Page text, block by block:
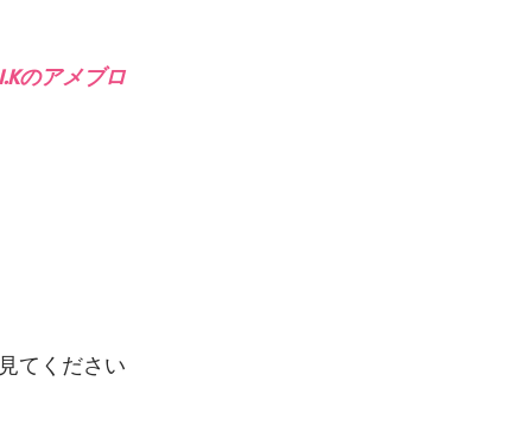
のアメブロ
てください